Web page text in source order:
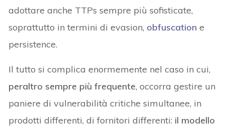
adottare anche TTPs sempre più sofisticate,
soprattutto in termini di evasion, obfuscation e
persistence.
Il tutto si complica enormemente nel caso in cui,
peraltro sempre più frequente, occorra gestire un
paniere di vulnerabilità critiche simultanee, in
prodotti differenti, di fornitori differenti: il modello